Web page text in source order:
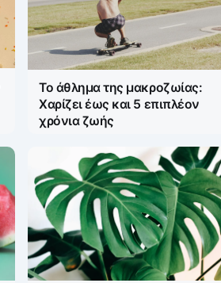
Το άθλημα της μακροζωίας:
Χαρίζει έως και 5 επιπλέον
χρόνια ζωής